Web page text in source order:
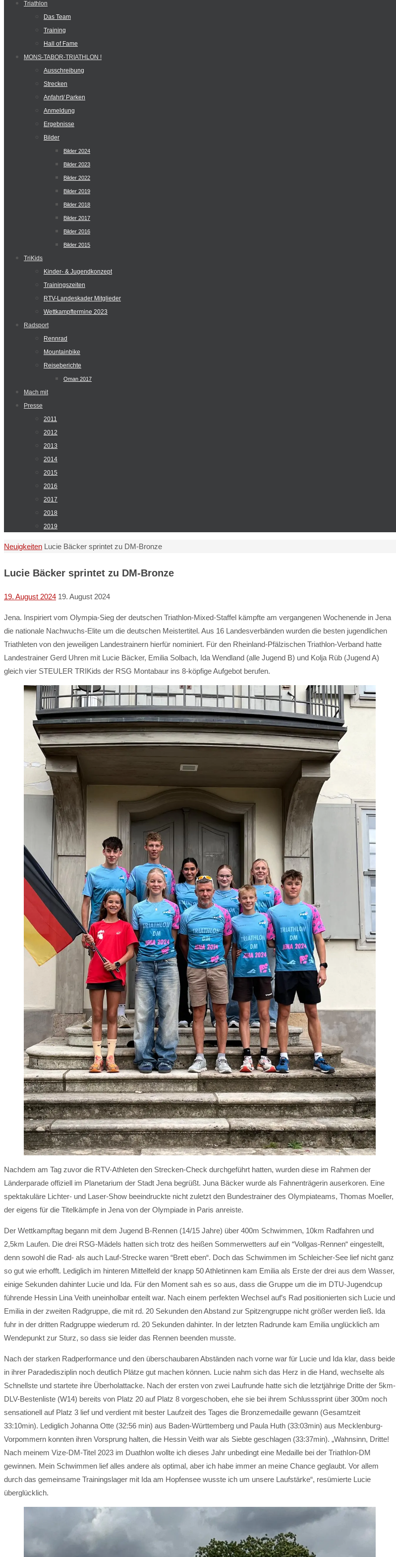
Triathlon
Das Team
Training
Hall of Fame
MONS-TABOR-TRIATHLON !
Ausschreibung
Strecken
Anfahrt/ Parken
Anmeldung
Ergebnisse
Bilder
Bilder 2024
Bilder 2023
Bilder 2022
Bilder 2019
Bilder 2018
Bilder 2017
Bilder 2016
Bilder 2015
TriKids
Kinder- & Jugendkonzept
Trainingszeiten
RTV-Landeskader Mitglieder
Wettkampftermine 2023
Radsport
Rennrad
Mountainbike
Reiseberichte
Oman 2017
Mach mit
Presse
2011
2012
2013
2014
2015
2016
2017
2018
2019
Start
Neuigkeiten Lucie Bäcker sprintet zu DM-Bronze
Lucie Bäcker sprintet zu DM-Bronze
19. August 2024 19. August 2024
Jena. Inspiriert vom Olympia-Sieg der deutschen Triathlon-Mixed-Staffel kämpfte am vergangenen Wochenende in Jena
die nationale Nachwuchs-Elite um die deutschen Meistertitel. Aus 16 Landesverbänden wurden die besten jugendlichen
Triathleten von den jeweiligen Landestrainern hierfür nominiert. Für den Rheinland-Pfälzischen Triathlon-Verband hatte
Landestrainer Gerd Uhren mit Lucie Bäcker, Emilia Solbach, Ida Wendland (alle Jugend B) und Kolja Rüb (Jugend A)
gleich vier STEULER TRIKids der RSG Montabaur ins 8-köpfige Aufgebot berufen.
Nachdem am Tag zuvor die RTV-Athleten den Strecken-Check durchgeführt hatten, wurden diese im Rahmen der
Länderparade offiziell im Planetarium der Stadt Jena begrüßt. Juna Bäcker wurde als Fahnenträgerin auserkoren. Eine
spektakuläre Lichter- und Laser-Show beeindruckte nicht zuletzt den Bundestrainer des Olympiateams, Thomas Moeller,
der eigens für die Titelkämpfe in Jena von der Olympiade in Paris anreiste.
Der Wettkampftag begann mit dem Jugend B-Rennen (14/15 Jahre) über 400m Schwimmen, 10km Radfahren und
2,5km Laufen. Die drei RSG-Mädels hatten sich trotz des heißen Sommerwetters auf ein “Vollgas-Rennen“ eingestellt,
denn sowohl die Rad- als auch Lauf-Strecke waren “Brett eben“. Doch das Schwimmen im Schleicher-See lief nicht ganz
so gut wie erhofft. Lediglich im hinteren Mittelfeld der knapp 50 Athletinnen kam Emilia als Erste der drei aus dem Wasser,
einige Sekunden dahinter Lucie und Ida. Für den Moment sah es so aus, dass die Gruppe um die im DTU-Jugendcup
führende Hessin Lina Veith uneinholbar enteilt war. Nach einem perfekten Wechsel auf’s Rad positionierten sich Lucie und
Emilia in der zweiten Radgruppe, die mit rd. 20 Sekunden den Abstand zur Spitzengruppe nicht größer werden ließ. Ida
fuhr in der dritten Radgruppe wiederum rd. 20 Sekunden dahinter. In der letzten Radrunde kam Emilia unglücklich am
Wendepunkt zur Sturz, so dass sie leider das Rennen beenden musste.
Nach der starken Radperformance und den überschaubaren Abständen nach vorne war für Lucie und Ida klar, dass beide
in ihrer Paradedisziplin noch deutlich Plätze gut machen können. Lucie nahm sich das Herz in die Hand, wechselte als
Schnellste und startete ihre Überholattacke. Nach der ersten von zwei Laufrunde hatte sich die letztjährige Dritte der 5km-
DLV-Bestenliste (W14) bereits von Platz 20 auf Platz 8 vorgeschoben, ehe sie bei ihrem Schlusssprint über 300m noch
sensationell auf Platz 3 lief und verdient mit bester Laufzeit des Tages die Bronzemedaille gewann (Gesamtzeit
33:10min). Lediglich Johanna Otte (32:56 min) aus Baden-Württemberg und Paula Huth (33:03min) aus Mecklenburg-
Vorpommern konnten ihren Vorsprung halten, die Hessin Veith war als Siebte geschlagen (33:37min). „Wahnsinn, Dritte!
Nach meinem Vize-DM-Titel 2023 im Duathlon wollte ich dieses Jahr unbedingt eine Medaille bei der TriathIon-DM
gewinnen. Mein Schwimmen lief alles andere als optimal, aber ich habe immer an meine Chance geglaubt. Vor allem
durch das gemeinsame Trainingslager mit Ida am Hopfensee wusste ich um unsere Laufstärke“, resümierte Lucie
überglücklich.